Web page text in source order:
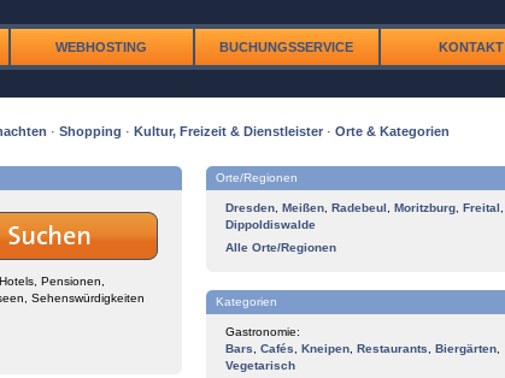
WEBHOSTING BUCHUNGSSERVICE KONTAKT
· Shopping · Kultur, Freizeit & Dienstleister · Orte & Kategorien
Pensionen,
Sehenswürdigkeiten
Orte/Regionen
Dresden Meißen Radebeul Moritzburg Freital
Dippoldiswalde
Alle Orte/Regionen
Kategorien
Gastronomie:
Bars
Cafés Kneipen Restaurants Biergärten
Vegetarisch